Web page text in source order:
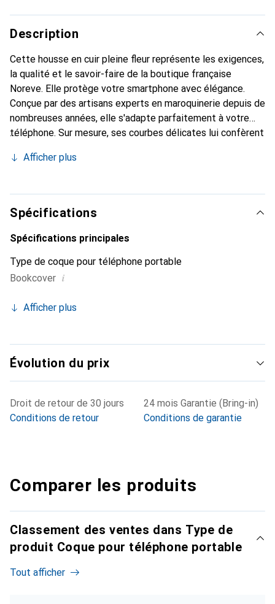
Description
Cette housse en cuir pleine fleur représente les exigences,
la qualité et le savoir-faire de la boutique française
Noreve. Elle protège votre smartphone avec élégance.
Conçue par des artisans experts en maroquinerie depuis de
nombreuses années, elle s'adapte parfaitement à votre
téléphone. Sur mesure, ses courbes délicates lui confèrent
et indispensable pour votre smartphone. Reconnaître
marque Noreve est un choix sûr pour une clientèle
exigeante.
Afficher plus
Spécifications
Spécifications principales
Type de coque pour téléphone portable
Bookcover i
Afficher plus
Évolution du prix
Droit de retour de 30 jours
Conditions de retour
24 mois Garantie (Bring-in)
Conditions de garantie
Comparer les produits
Classement des ventes dans Type de
produit Coque pour téléphone portable
Tout afficher